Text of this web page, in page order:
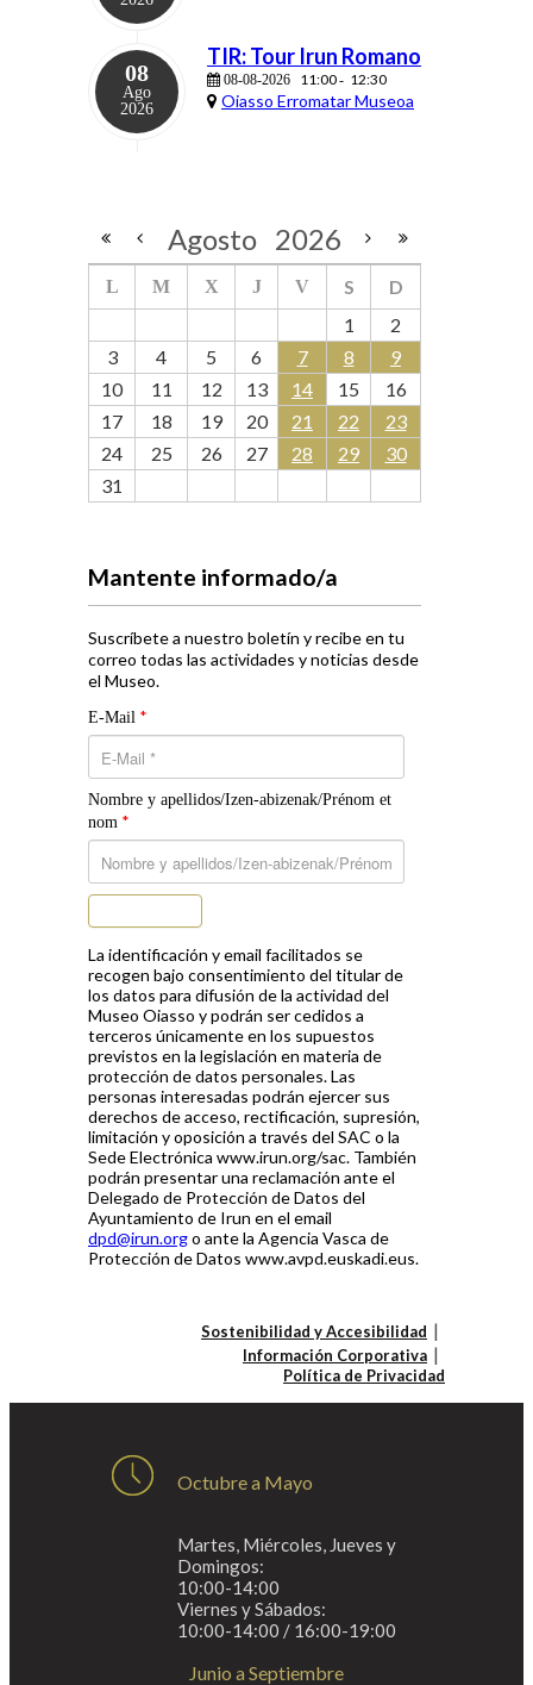
08
Ago
2026
TIR: Tour Irun Romano
08-08-2026 11:00- 12:30
Oiasso Erromatar Museoa
Agosto 2026
L M X J V S
D
1
2
3
4 5 6 7 8
9
10
11 12 13 14 15
16
17
18 19 20 21 22
23
24
25 26 27 28 29
30
31
Mantente informado/a
Suscríbete a nuestro boletín y recibe en tu
correo todas las actividades y noticias desde
el Museo.
E-Mail *
Nombre y apellidos/Izen-abizenak/Prénom et
nom *
La identificación y email facilitados se
recogen bajo consentimiento del titular de
los datos para difusión de la actividad del
Museo Oiasso y podrán ser cedidos a
terceros únicamente en los supuestos
previstos en la legislación en materia de
protección de datos personales. Las
personas interesadas podrán ejercer sus
derechos de acceso, rectificación, supresión,
limitación y oposición a través del SAC o la
Sede Electrónica www.irun.org/sac. También
podrán presentar una reclamación ante el
Delegado de Protección de Datos del
Ayuntamiento de Irun en el email
dpd@irun.orgo ante la Agencia Vasca de
Protección de Datos www.avpd.euskadi.eus.
Sostenibilidad y Accesibilidad
Información Corporativa
Política de Privacidad
Octubre a Mayo
Martes, Miércoles, Jueves y
Domingos:
10:00-14:00
Viernes y Sábados:
10:00-14:00 / 16:00-19:00
Junio a Septiembre